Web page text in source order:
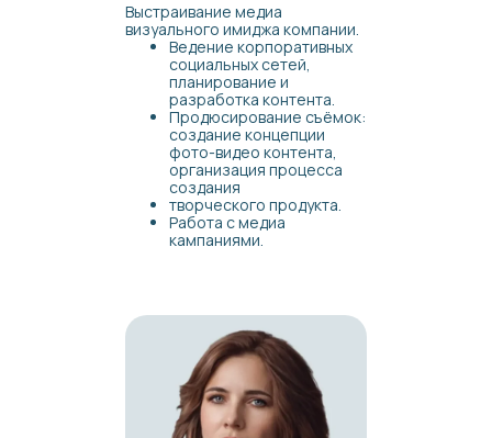
Выстраивание медиа
визуального имиджа компании.
Ведение корпоративных
социальных сетей,
планирование и
разработка контента.
Продюсирование съёмок:
создание концепции
фото-видео контента,
организация процесса
создания
творческого продукта.
Работа с медиа
кампаниями.